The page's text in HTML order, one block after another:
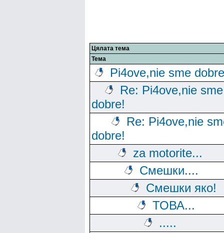
Цялата тема
Тема
Pi4ove,nie sme
Re: Pi4ove,nie sme
dobre!
Re: Pi4ove,nie
dobre!
za motorite...
Смешки....
Смешки яко!
ТОВА...
.....